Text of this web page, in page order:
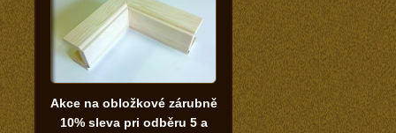
Akce na obložkové zárubně
10% sleva pri odběru 5 a